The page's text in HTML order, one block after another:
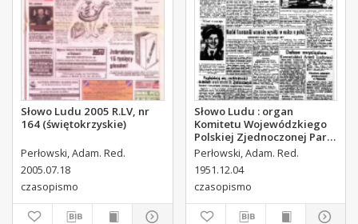
Słowo Ludu 2005 R.LV, nr
164 (świętokrzyskie)
Perłowski, Adam. Red.
2005.07.18
czasopismo
Słowo Ludu : organ
Komitetu Wojewódzkiego
Polskiej Zjednoczonej Partii
Robotniczej, 1951, R.3, nr
Perłowski, Adam. Red.
1951.12.04
czasopismo